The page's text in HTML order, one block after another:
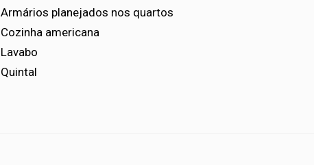
Armários planejados nos quartos
Cozinha americana
Lavabo
Quintal